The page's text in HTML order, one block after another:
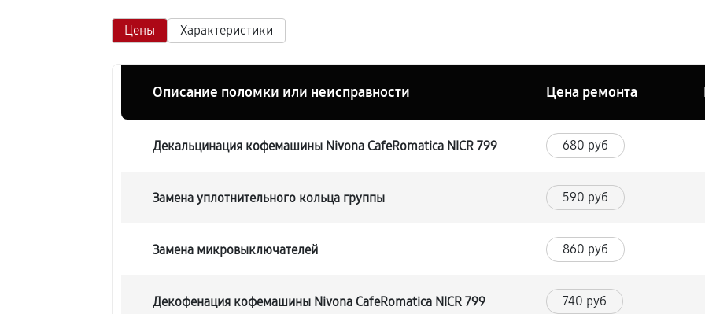
Цены Характеристики
Описание поломки или неисправности Цена ремонта
Декальцинация кофемашины Nivona CafeRomatica NICR 799 680 руб
Замена уплотнительного кольца группы 590 руб
Замена микровыключателей 860 руб
Декофенация кофемашины Nivona CafeRomatica NICR 799 740 руб